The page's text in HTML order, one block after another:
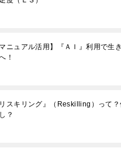
マニュアル活用】『ＡＩ』利用で生
！
リスキリング』（Reskilling）って
？